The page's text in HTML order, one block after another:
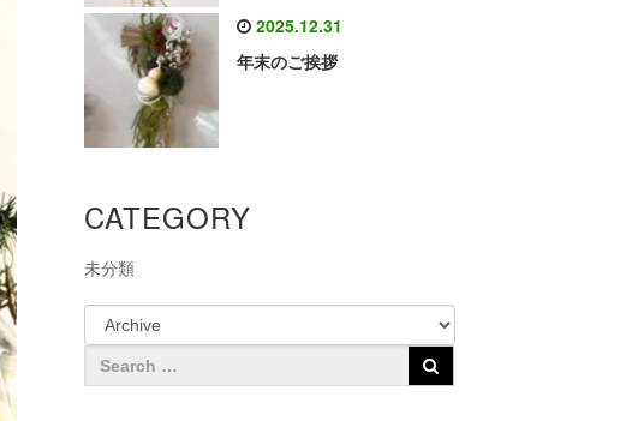
2025.12.31
年末のご挨拶
CATEGORY
未分類